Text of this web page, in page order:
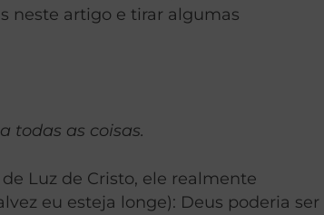
neste artigo e tirar algumas
todas as coisas.
Luz de Cristo, ele realmente
eu esteja longe): Deus poderia ser